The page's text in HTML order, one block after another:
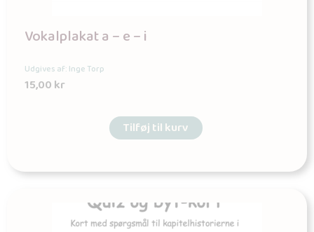
Vokalplakat a – e – i
Udgives af: Inge Torp
15,00kr
Tilføj til kurv